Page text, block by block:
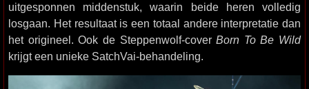
uitgesponnen middenstuk, waarin beide heren volledig
losgaan. Het resultaat is een totaal andere interpretatie dan
het origineel. Ook de Steppenwolf-coverBorn To Be Wild
krijgt een unieke SatchVai-behandeling.